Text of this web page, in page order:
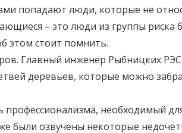
попадают люди, которые не
– это люди из группы риска
этом стоит помнить.
Главный инженер Рыбницких
деревьев, которые можно
профессионализма, необходимый
были озвучены некоторые